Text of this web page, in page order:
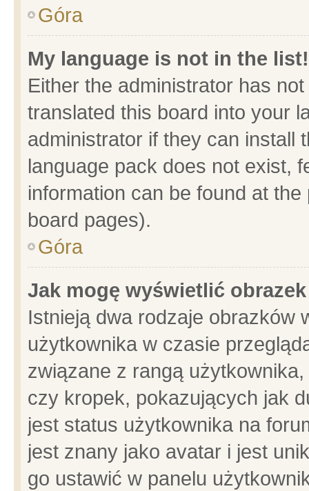
Góra
My language is not in the list!
Either the administrator has
translated this board into your
administrator if they can install
language pack does not exist,
information can be found at
board pages).
Góra
Jak mogę wyświetlić
Istnieją dwa rodzaje obrazków
użytkownika w czasie
związane z rangą
czy kropek, pokazujących jak
jest status użytkownika na
jest znany jako avatar i jest
go ustawić w panelu